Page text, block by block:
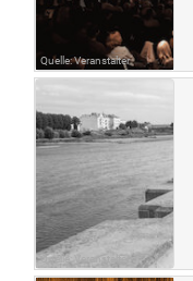
Quelle: Veranstalter
Quelle: Veranstalter